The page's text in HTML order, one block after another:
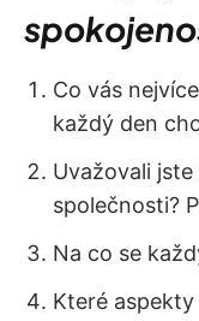
Co vás
každý den
Uvažovali
společnosti?
Na co se
Které